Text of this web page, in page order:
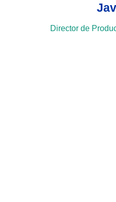
Director de